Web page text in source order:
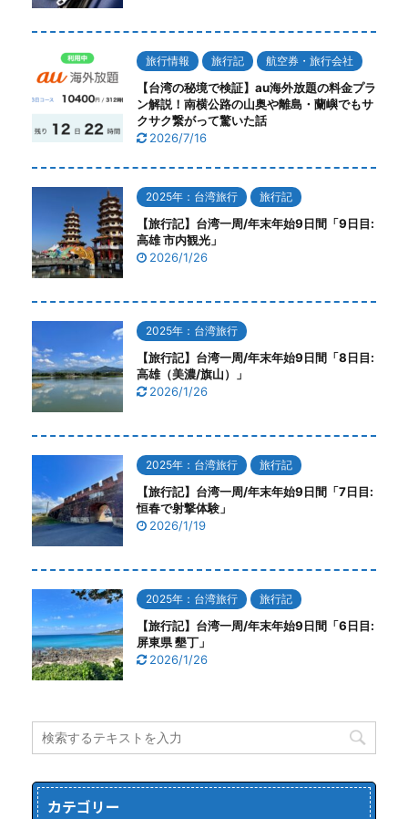
旅行情報 旅行記 航空券・旅行会社
【台湾の秘境で検証】au海外放題の料金プラ
ン解説！南横公路の山奥や離島・蘭嶼でもサ
クサク繋がって驚いた話
2026/7/16
2025年：台湾旅行 旅行記
【旅行記】台湾一周/年末年始9日間「9日目:
高雄 市内観光」
2026/1/26
2025年：台湾旅行
【旅行記】台湾一周/年末年始9日間「8日目:
高雄（美濃/旗山）」
2026/1/26
2025年：台湾旅行 旅行記
【旅行記】台湾一周/年末年始9日間「7日目:
恒春で射撃体験」
2026/1/19
2025年：台湾旅行 旅行記
【旅行記】台湾一周/年末年始9日間「6日目:
屏東県 墾丁」
2026/1/26
カテゴリー